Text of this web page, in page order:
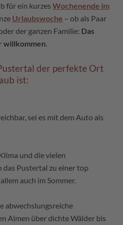
für ein kurzes Wochenende im
Urlaubswoche – ob als Paar
der ganzen Familie: Das
willkommen
der perfekte Ort
ist:
sei es mit dem Auto als
und die vielen
das Pustertal zu einer top
auch im Sommer.
abwechslungsreiche
Almen über dichte Wälder bis